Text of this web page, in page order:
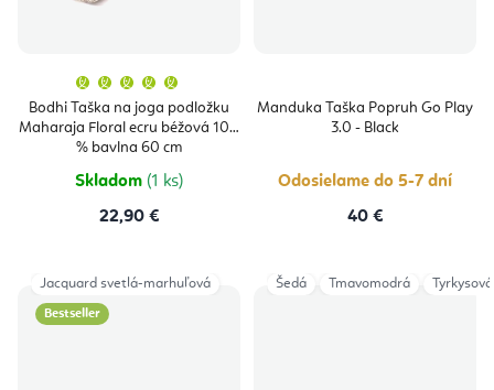
Bodhi Taška na joga podložku
Maharaja Floral ecru béžová 100
% bavlna 60 cm
produktu
je
5,0
Skladom (1 ks)
22,90 €
Manduka Taška Popruh Go Play
3.0 - Black
Odosielame do 5-7 dní
40 €
Bestseller
Jacquard svetlá-marhuľová Šedá Tmavomodrá Tyrkysová